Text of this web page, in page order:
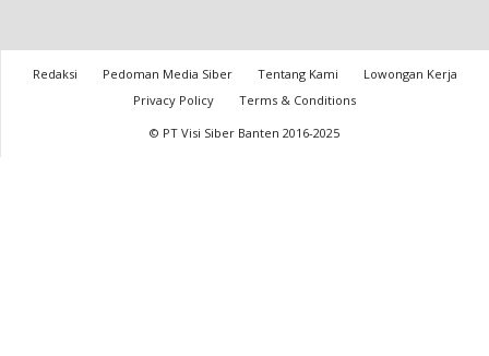
Redaksi Pedoman Media Siber Tentang Kami
Lowongan Kerja
Privacy Policy
Terms & Conditions
© PT Visi Siber Banten 2016-2025